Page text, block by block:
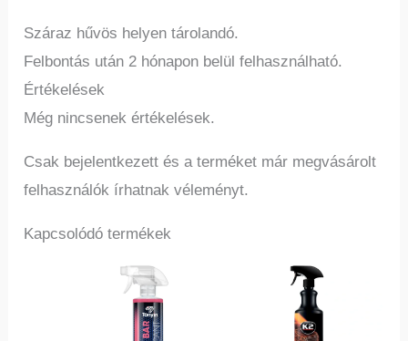
Száraz hűvös helyen tárolandó.
Felbontás után 2 hónapon belül felhasználható.
Értékelések
Még nincsenek értékelések.
Csak bejelentkezett és a terméket már megvásárolt
felhasználók írhatnak véleményt.
Kapcsolódó termékek